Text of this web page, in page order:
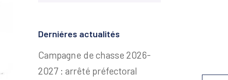
Derniéres actualités
Campagne de chasse 2026-
2027 : arrêté préfectoral